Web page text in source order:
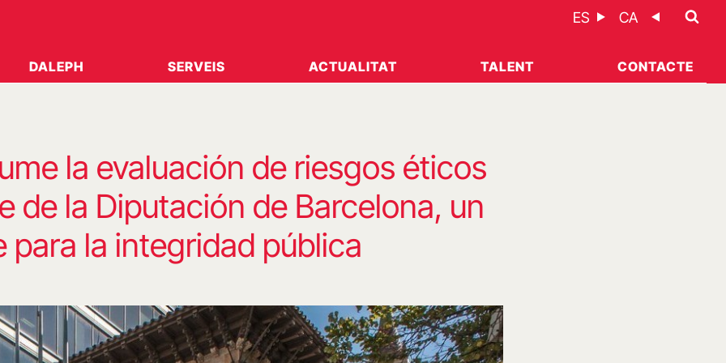
ES CA
DALEPH SERVEIS ACTUALITAT TALENT CONTACTE
la evaluación de riesgos éticos
de la Diputación de Barcelona, un
para la integridad pública